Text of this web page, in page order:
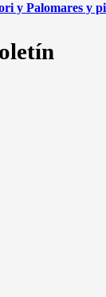
y Palomares y